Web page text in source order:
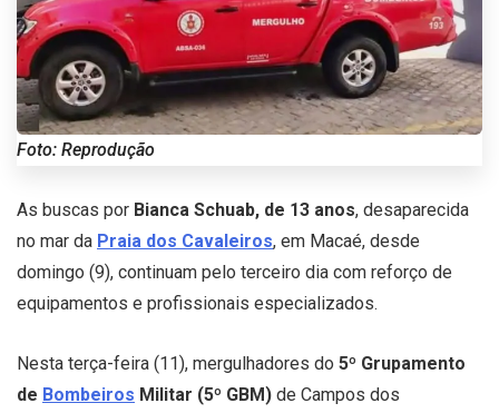
Foto: Reprodução
As buscas por Bianca Schuab, de 13 anos, desaparecida
no mar da Praia dos Cavaleiros, em Macaé, desde
domingo (9), continuam pelo terceiro dia com reforço de
equipamentos e profissionais especializados.
Nesta terça-feira (11), mergulhadores do 5º Grupamento
de Bombeiros Militar (5º GBM) de Campos dos